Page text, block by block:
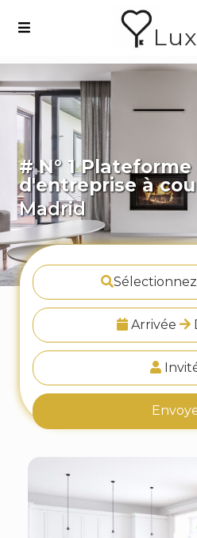
# N° 1
d'entreprise à
Madrid
Arrivée